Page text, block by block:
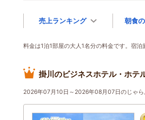
売上ランキング 朝食
料金は1泊1部屋の大人1名分の料金です。宿
掛川のビジネスホテル・ホテ
2026年07月10日～2026年08月07日のじゃ